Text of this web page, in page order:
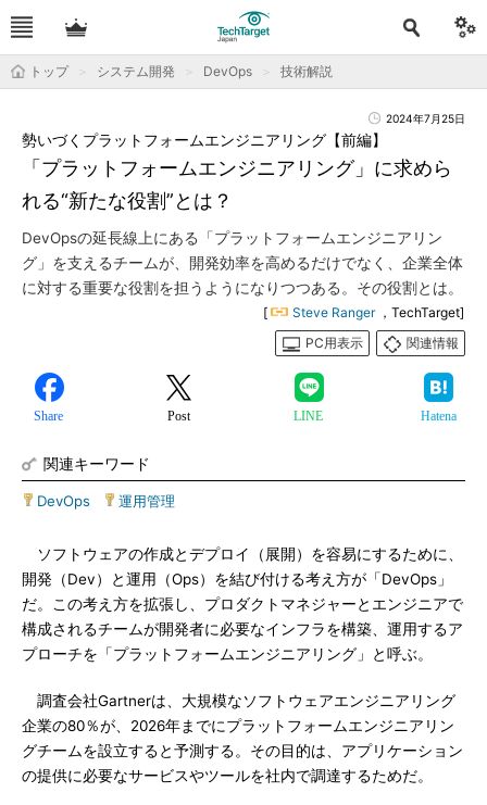
トップ システム開発 DevOps 技術解説
2024年7月25日
「プラットフォームエンジニアリング」に求めら
れる“新たな役割”とは？
勢いづくプラットフォームエンジニアリング【前編】
DevOpsの延長線上にある「プラットフォームエンジニアリン
グ」を支えるチームが、開発効率を高めるだけでなく、企業全体
に対する重要な役割を担うようになりつつある。その役割とは。
[ Steve Ranger ，TechTarget]
PC用表示
関連情報
Share Post LINE Hatena
関連キーワード
DevOps 運用管理
ソフトウェアの作成とデプロイ（展開）を容易にするために、
開発（Dev）と運用（Ops）を結び付ける考え方が「DevOps」
だ。この考え方を拡張し、プロダクトマネジャーとエンジニアで
構成されるチームが開発者に必要なインフラを構築、運用するア
プローチを「プラットフォームエンジニアリング」と呼ぶ。
調査会社Gartnerは、大規模なソフトウェアエンジニアリング
企業の80％が、2026年までにプラットフォームエンジニアリン
グチームを設立すると予測する。その目的は、アプリケーション
の提供に必要なサービスやツールを社内で調達するためだ。